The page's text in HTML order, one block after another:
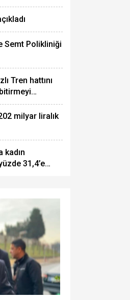
kullanma
Semt Polikliniği
Tren hattını
milyar liralık
kadın
31,4’e